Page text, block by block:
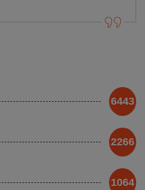
6443
2266
1064